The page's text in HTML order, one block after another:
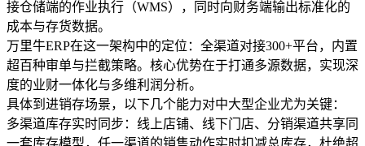
接仓储端的作业执行（WMS），同时向财务端输出标准化的
成本与存货数据。
万里牛ERP在这一架构中的定位：全渠道对接300+平台，内置
超百种审单与拦截策略。核心优势在于打通多源数据，实现深
度的业财一体化与多维利润分析。
具体到进销存场景，以下几个能力对中大型企业尤为关键：
多渠道库存实时同步：线上店铺、线下门店、分销渠道共享同